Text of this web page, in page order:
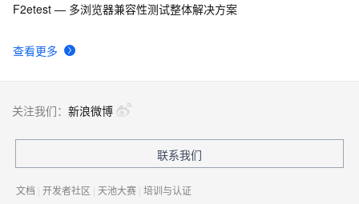
查看更多
F2etest — 多浏览器兼容性测试整体解决方案
关注我们： 新浪微博
联系我们
文档 | 开发者社区 | 天池大赛 | 培训与认证